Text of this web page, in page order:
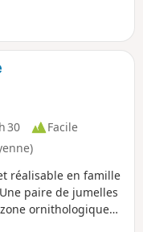
la
30
Facile
réalisable en famille
paire de jumelles
ornithologique